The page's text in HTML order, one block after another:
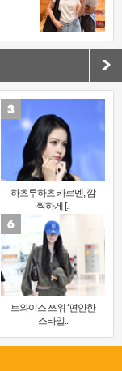
하츠투하츠 카르멘, 깜
찍하게 [..
트와이스 쯔위 ‘편안한
스타일..